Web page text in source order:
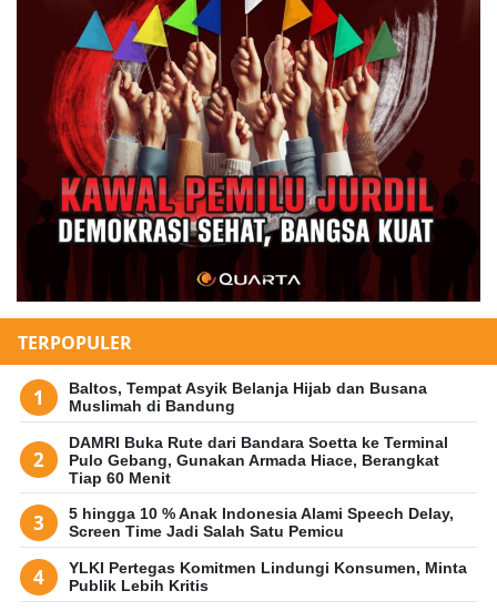
TERPOPULER
Baltos, Tempat Asyik Belanja Hijab dan Busana
Muslimah di Bandung
DAMRI Buka Rute dari Bandara Soetta ke Terminal
Pulo Gebang, Gunakan Armada Hiace, Berangkat
Tiap 60 Menit
5 hingga 10 % Anak Indonesia Alami Speech Delay,
Screen Time Jadi Salah Satu Pemicu
YLKI Pertegas Komitmen Lindungi Konsumen, Minta
Publik Lebih Kritis